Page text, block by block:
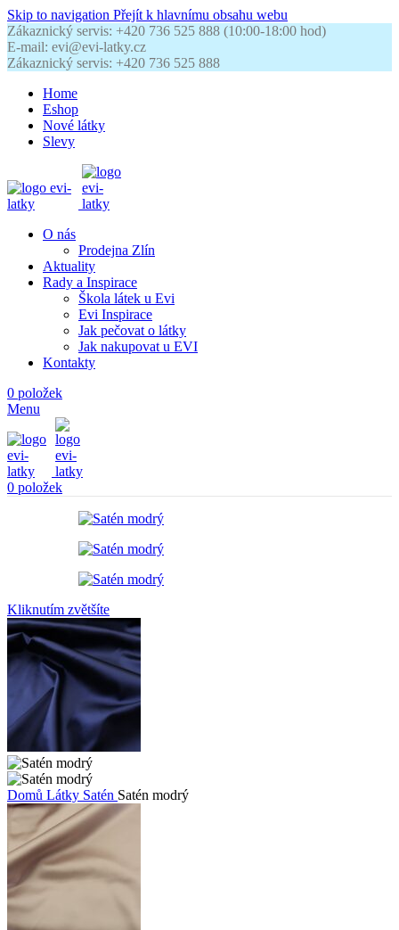
Skip to navigation Přejít k hlavnímu obsahu webu
Zákaznický servis: +420 736 525 888 (10:00-18:00 hod)
E-mail: evi@evi-latky.cz
Zákaznický servis: +420 736 525 888
Home
Eshop
Nové látky
Slevy
O nás
Prodejna Zlín
Aktuality
Rady a Inspirace
Škola látek u Evi
Evi Inspirace
Jak pečovat o látky
Jak nakupovat u EVI
Kontakty
0 položek
Menu
0 položek
Kliknutím zvětšíte
Domů Látky Satén Satén modrý